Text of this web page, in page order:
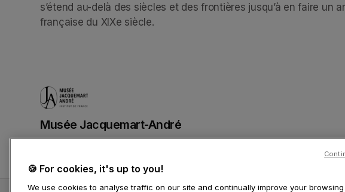
s’étend au-delà des siècles et des frontières jusqu’à en faire un
française du XIXe siècle.
Musée Jacquemart-André
🍪 For cookies, it's up to you!
We use cookies to analyse traffic on our site and continually improve your